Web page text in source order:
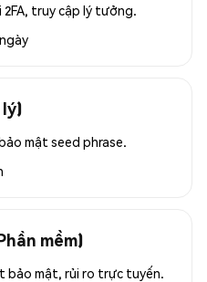
truy cập lý tưởng.
mật seed phrase.
mềm)
bảo mật, rủi ro trực tuyến.